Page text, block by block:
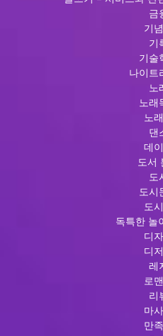
금
기
기
기술
나이트
노
노래
노
댄
데
도서
도
도시
도
독특한 놀
디
디
레
로
리
마
만